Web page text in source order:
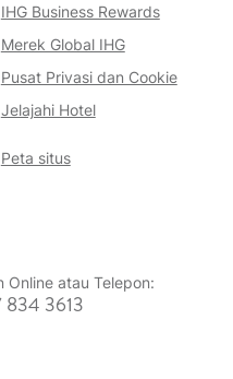
IHG Business Rewards
Merek Global IHG
Pusat Privasi dan Cookie
Jelajahi Hotel
Peta situs
Online atau Telepon:
834 3613
Dengan
terendah
atau kami
Rewards,
poin.